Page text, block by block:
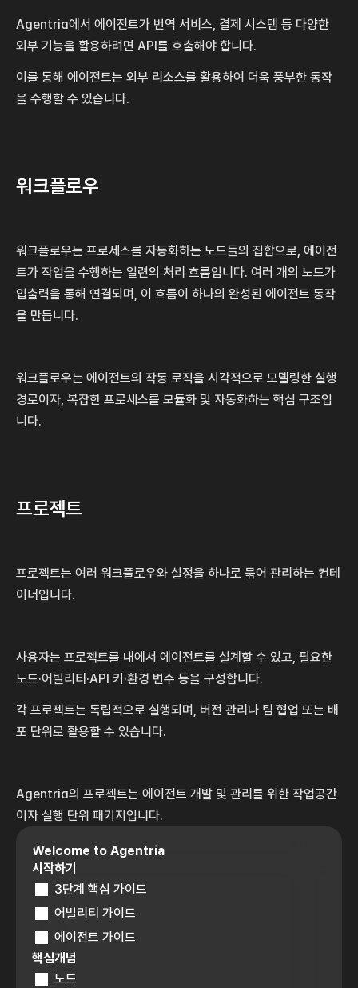
Welcome to Agentria
시작하기
3단계 핵심 가이드
어빌리티 가이드
에이전트 가이드
핵심개념
노드
Agentria에서 에이전트가 번역 서비스, 결제 시스템 등 다양한
외부 기능을 활용하려면 API를 호출해야 합니다.
이를 통해 에이전트는 외부 리소스를 활용하여 더욱 풍부한 동작
을 수행할 수 있습니다.
워크플로우
워크플로우는 프로세스를 자동화하는 노드들의 집합으로, 에이전
트가 작업을 수행하는 일련의 처리 흐름입니다. 여러 개의 노드가
입출력을 통해 연결되며, 이 흐름이 하나의 완성된 에이전트 동작
을 만듭니다.
워크플로우는 에이전트의 작동 로직을 시각적으로 모델링한 실행
경로이자, 복잡한 프로세스를 모듈화 및 자동화하는 핵심 구조입
니다.
프로젝트
프로젝트는 여러 워크플로우와 설정을 하나로 묶어 관리하는 컨테
이너입니다.
사용자는 프로젝트를 내에서 에이전트를 설계할 수 있고, 필요한
노드·어빌리티·API 키·환경 변수 등을 구성합니다.
각 프로젝트는 독립적으로 실행되며, 버전 관리나 팀 협업 또는 배
포 단위로 활용할 수 있습니다.
Agentria의 프로젝트는 에이전트 개발 및 관리를 위한 작업공간
이자 실행 단위 패키지입니다.